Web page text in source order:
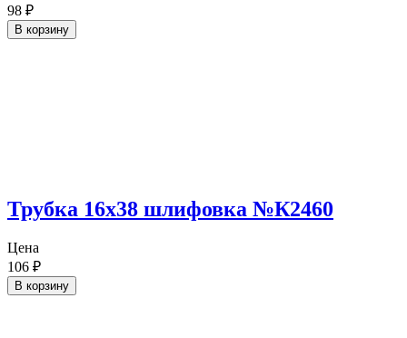
98 ₽
В корзину
Трубка 16х38 шлифовка №К2460
Цена
106 ₽
В корзину